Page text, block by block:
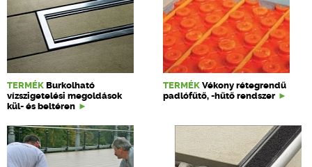
TERMÉK Burkolható
vízszigetelési megoldások
kül- és beltéren
TERMÉK Vékony rétegrendű
padlófűtő, -hűtő rendszer